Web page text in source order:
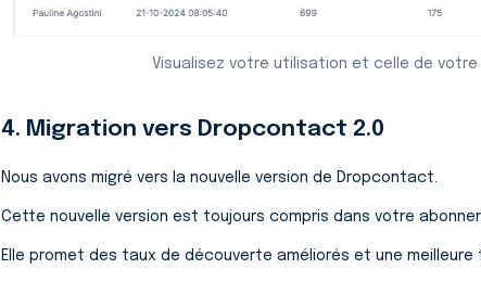
Visualisez votre utilisation et celle de votre
4. Migration vers Dropcontact 2.0
Nous avons migré vers la nouvelle version de Dropcontact.
Cette nouvelle version est toujours compris dans votre
Elle promet des taux de découverte améliorés et une meilleure